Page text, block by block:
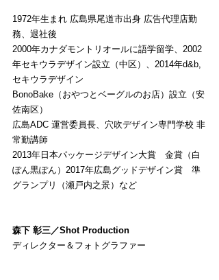
1972年生まれ 広島県尾道市出身 広告代理店勤
務、退社後
2000年カナダモントリオールに語学留学、2002
年セキウラデザイン設立（中区）、2014年d&b,
セキウラデザイン
BonoBake（おやつとベーグルのお店）設立（安
佐南区）
広島ADC 運営委員長、穴吹デザイン専門学校 非
常勤講師
2013年日本パッケージデザイン大賞　金賞（白
ぽん黒ぽん）2017年広島グッドデザイン賞　準
グランプリ（瀬戸内之景）など
森下 彰三／Shot Production
ディレクター＆フォトグラファー